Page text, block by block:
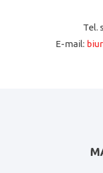
Tel.
E-mail: